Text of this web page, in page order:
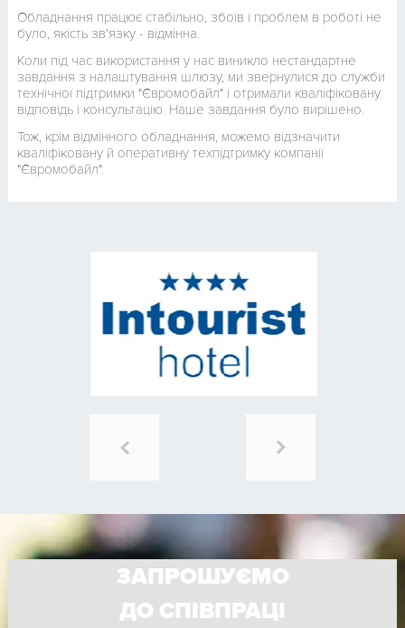
Обладнання працює стабільно, збоїв і проблем в роботі не
було, якість зв'язку - відмінна.
Коли під час використання у нас виникло нестандартне
завдання з налаштування шлюзу, ми звернулися до служби
технічної підтримки "Євромобайл" і отримали кваліфіковану
відповідь і консультацію. Наше завдання було вирішено.
Тож, крім відмінного обладнання, можемо відзначити
кваліфіковану й оперативну техпідтримку компанії
"Євромобайл".
ЗАПРОШУЄМО
ДО СПІВПРАЦІ